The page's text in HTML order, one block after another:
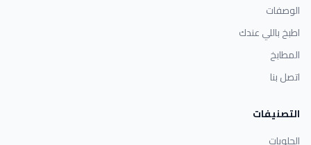
الوصفات
اطبخ باللي عندك
المطابخ
اتصل بنا
التصنيفات
الحلويات